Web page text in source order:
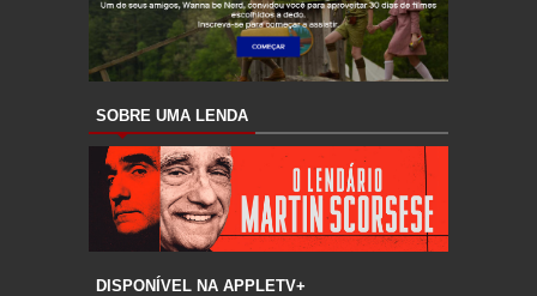
SOBRE UMA LENDA
DISPONÍVEL NA APPLETV+